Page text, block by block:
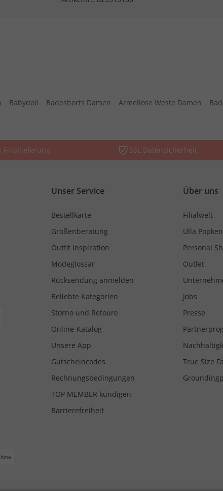
Babydoll Badeshorts Damen Ärmellose Weste Damen
Filiallieferung SSL Datensicherheit
Unser Service
Bestellkarte
Größenberatung
Outfit Inspiration
Modeglossar
Rücksendung anmelden
Beliebte Kategorien
Storno und Retoure
Online-Katalog
Unsere App
Gutscheincodes
Rechnungsbedingungen
TOP MEMBER kündigen
Barrierefreiheit
Über uns
Filialwelt
Ulla
Personal
Outlet
Jobs
Presse
True Size